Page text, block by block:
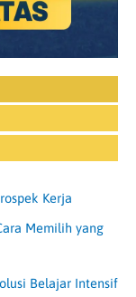
Kerja
Memilih yang
Belajar Intensif